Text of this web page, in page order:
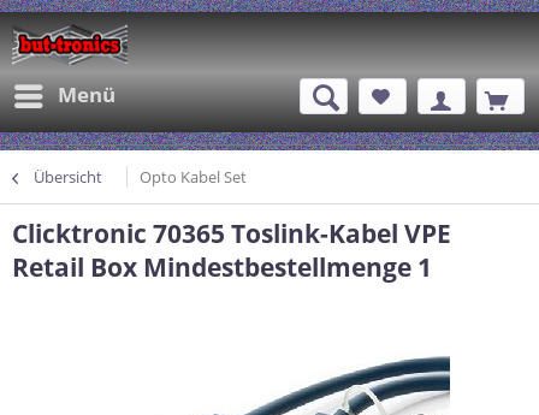
Menü
Übersicht Opto Kabel Set
Clicktronic 70365 Toslink-Kabel VPE
Retail Box Mindestbestellmenge 1